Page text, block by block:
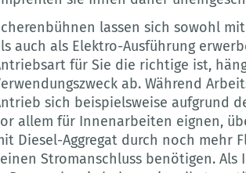
lassen sich sowohl
auch als Elektro-Ausführung
für Sie die richtige ist,
ab. Während
sich beispielsweise aufgrund
allem für Innenarbeiten eignen,
Diesel-Aggregat durch noch mehr
Stromanschluss benötigen. Als